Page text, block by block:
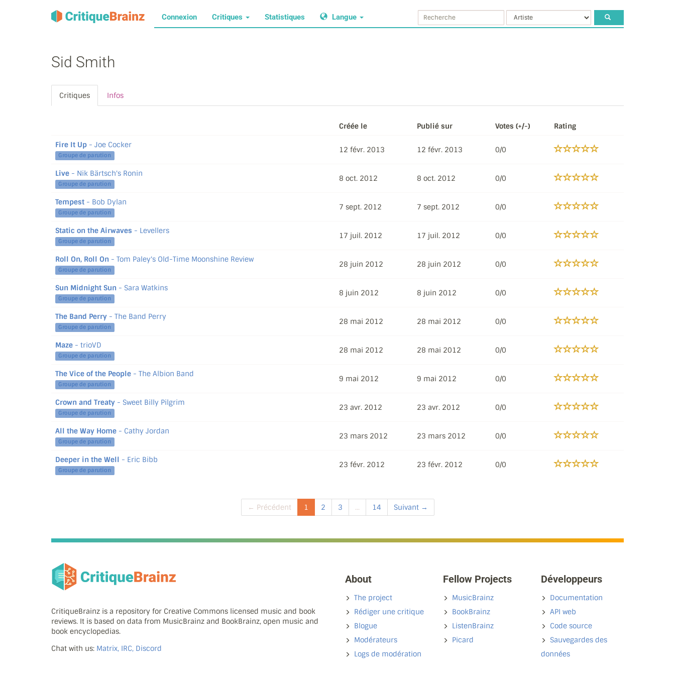
Connexion Critiques Statistiques Langue
Sid Smith
Critiques Infos
Créée le Publié sur Votes (+/-) Rating
Fire It Up - Joe Cocker
Groupe de parution
12 févr. 2013 12 févr. 2013 0/0
Live - Nik Bärtsch's Ronin
Groupe de parution
8 oct. 2012 8 oct. 2012 0/0
Tempest - Bob Dylan
Groupe de parution
7 sept. 2012 7 sept. 2012 0/0
Static on the Airwaves - Levellers
Groupe de parution
17 juil. 2012 17 juil. 2012 0/0
Roll On, Roll On - Tom Paley's Old-Time Moonshine Review
Groupe de parution
28 juin 2012 28 juin 2012 0/0
Sun Midnight Sun - Sara Watkins
Groupe de parution
8 juin 2012 8 juin 2012 0/0
The Band Perry - The Band Perry
Groupe de parution
28 mai 2012 28 mai 2012 0/0
Maze - trioVD
Groupe de parution
28 mai 2012 28 mai 2012 0/0
The Vice of the People - The Albion Band
Groupe de parution
9 mai 2012 9 mai 2012 0/0
Crown and Treaty - Sweet Billy Pilgrim
Groupe de parution
23 avr. 2012 23 avr. 2012 0/0
All the Way Home - Cathy Jordan
Groupe de parution
23 mars 2012 23 mars 2012 0/0
Deeper in the Well - Eric Bibb
Groupe de parution
23 févr. 2012 23 févr. 2012 0/0
← Précédent 1 2 3 ... 14 Suivant →
CritiqueBrainz is a repository for Creative Commons licensed music and book
reviews. It is based on data from MusicBrainz and BookBrainz, open music and
book encyclopedias.
Chat with us: Matrix, IRC, Discord
About
The project
Rédiger une critique
Blogue
Modérateurs
Logs de modération
Fellow Projects
MusicBrainz
BookBrainz
ListenBrainz
Picard
Développeurs
Documentation
API web
Code source
Sauvegardes des
données